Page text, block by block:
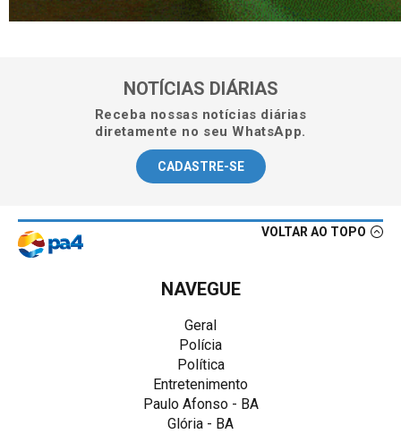
NOTÍCIAS DIÁRIAS
Receba nossas notícias diárias
diretamente no seu WhatsApp.
CADASTRE-SE
VOLTAR AO TOPO
NAVEGUE
Geral
Polícia
Política
Entretenimento
Paulo Afonso - BA
Glória - BA